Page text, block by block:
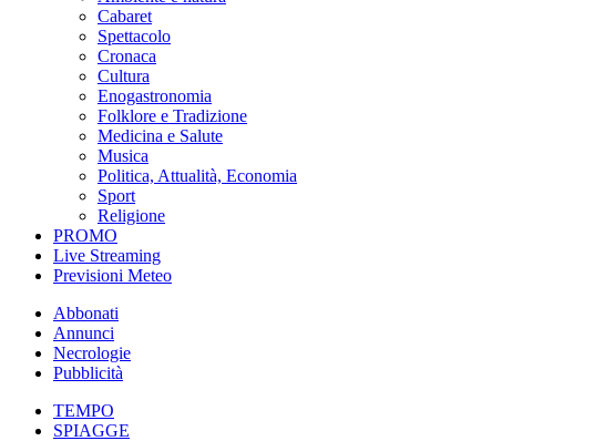
Cabaret
Spettacolo
Cronaca
Cultura
Enogastronomia
Folklore e Tradizione
Medicina e Salute
Musica
Politica, Attualità, Economia
Sport
Religione
PROMO
Live Streaming
Previsioni Meteo
Abbonati
Annunci
Necrologie
Pubblicità
TEMPO
SPIAGGE